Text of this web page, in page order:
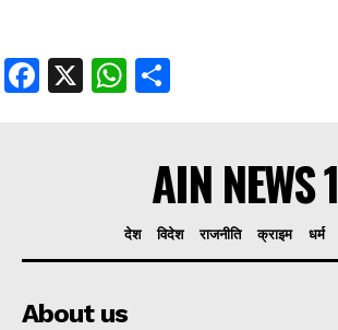
Facebook
X WhatsApp
AIN NEWS 1
देश विदेश राजनीति क्राइम धर्म
About us